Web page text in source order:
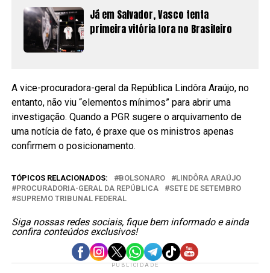
Já em Salvador, Vasco tenta
primeira vitória fora no Brasileiro
A vice-procuradora-geral da República Lindôra Araújo, no
entanto, não viu “elementos mínimos” para abrir uma
investigação. Quando a PGR sugere o arquivamento de
uma notícia de fato, é praxe que os ministros apenas
confirmem o posicionamento.
TÓPICOS RELACIONADOS: BOLSONARO
LINDÔRA ARAÚJO
PROCURADORIA-GERAL DA REPÚBLICA
SETE DE SETEMBRO
SUPREMO TRIBUNAL FEDERAL
Siga nossas redes sociais, fique bem informado e ainda
confira conteúdos exclusivos!
PUBLICIDADE